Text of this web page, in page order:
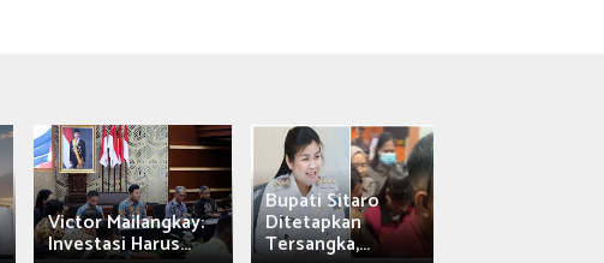
Victor Mailangkay:
Investasi Harus...
Bupati Sitaro
Ditetapkan
Tersangka,...